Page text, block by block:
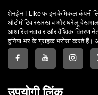
शेनझेन i-Like फाइन केमिकल कंपनी
ऑटोमोटिव रखरखाव और घरेलू देखभाल
आधारित नवाचार और वैश्विक वितरण
दुनिया भर के ग्राहक भरोसा करते हैं।
उपयोगी लिंक